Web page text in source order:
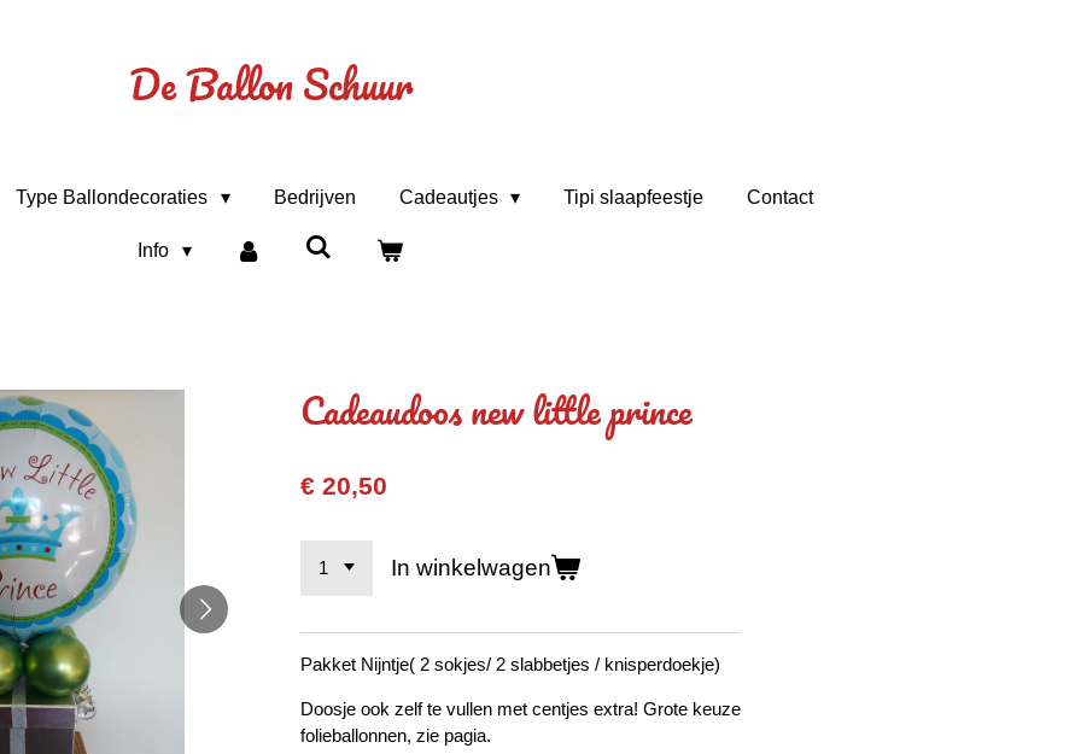
De Ballon Schuur
Type Ballondecoraties Bedrijven Cadeautjes Tipi slaapfeestje Contact
Info
Cadeaudoos new little prince
€ 20,50
In winkelwagen
Pakket Nijntje( 2 sokjes/ 2 slabbetjes / knisperdoekje)
Doosje ook zelf te vullen met centjes extra! Grote keuze
folieballonnen, zie pagia.